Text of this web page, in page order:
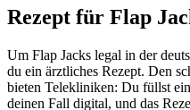
Rezept für Flap
Um Flap Jacks legal in der
du ein ärztliches Rezept. Den
bieten Telekliniken: Du füllst
deinen Fall digital, und das